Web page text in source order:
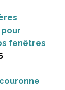
pour
fenêtres